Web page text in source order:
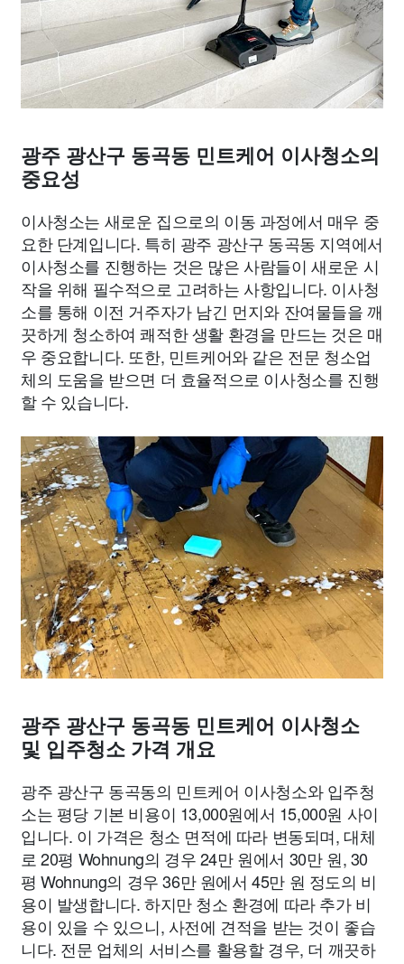
광주 광산구 동곡동 민트케어 이사청소의
중요성
이사청소는 새로운 집으로의 이동 과정에서 매우 중
요한 단계입니다. 특히 광주 광산구 동곡동 지역에서
이사청소를 진행하는 것은 많은 사람들이 새로운 시
작을 위해 필수적으로 고려하는 사항입니다. 이사청
소를 통해 이전 거주자가 남긴 먼지와 잔여물들을 깨
끗하게 청소하여 쾌적한 생활 환경을 만드는 것은 매
우 중요합니다. 또한, 민트케어와 같은 전문 청소업
체의 도움을 받으면 더 효율적으로 이사청소를 진행
할 수 있습니다.
광주 광산구 동곡동 민트케어 이사청소
및 입주청소 가격 개요
광주 광산구 동곡동의 민트케어 이사청소와 입주청
소는 평당 기본 비용이 13,000원에서 15,000원 사이
입니다. 이 가격은 청소 면적에 따라 변동되며, 대체
로 20평 Wohnung의 경우 24만 원에서 30만 원, 30
평 Wohnung의 경우 36만 원에서 45만 원 정도의 비
용이 발생합니다. 하지만 청소 환경에 따라 추가 비
용이 있을 수 있으니, 사전에 견적을 받는 것이 좋습
니다. 전문 업체의 서비스를 활용할 경우, 더 깨끗하